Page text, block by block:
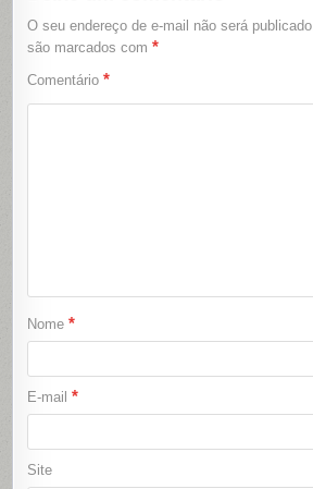
O seu endereço de e-mail não será publicado.
são marcados com*
Comentário*
Nome*
E-mail*
Site